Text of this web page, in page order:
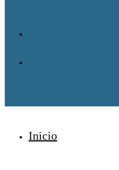
Inicio